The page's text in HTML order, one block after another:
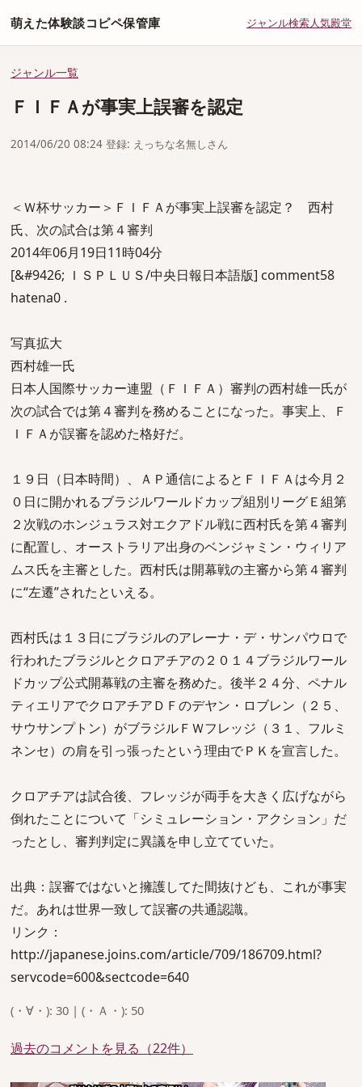
萌えた体験談コピペ保管庫 ジャンル検索人気殿堂
ジャンル一覧
ＦＩＦＡが事実上誤審を認定
2014/06/20 08:24 登録: えっちな名無しさん
＜Ｗ杯サッカー＞ＦＩＦＡが事実上誤審を認定？ 西村
氏、次の試合は第４審判
2014年06月19日11時04分
[&#9426; ＩＳＰＬＵＳ/中央日報日本語版] comment58
hatena0 .
写真拡大
西村雄一氏
日本人国際サッカー連盟（ＦＩＦＡ）審判の西村雄一氏が
次の試合では第４審判を務めることになった。事実上、Ｆ
ＩＦＡが誤審を認めた格好だ。
１９日（日本時間）、ＡＰ通信によるとＦＩＦＡは今月２
０日に開かれるブラジルワールドカップ組別リーグＥ組第
２次戦のホンジュラス対エクアドル戦に西村氏を第４審判
に配置し、オーストラリア出身のベンジャミン・ウィリア
ムス氏を主審とした。西村氏は開幕戦の主審から第４審判
に“左遷”されたといえる。
西村氏は１３日にブラジルのアレーナ・デ・サンパウロで
行われたブラジルとクロアチアの２０１４ブラジルワール
ドカップ公式開幕戦の主審を務めた。後半２４分、ペナル
ティエリアでクロアチアＤＦのデヤン・ロブレン（２５、
サウサンプトン）がブラジルＦＷフレッジ（３１、フルミ
ネンセ）の肩を引っ張ったという理由でＰＫを宣言した。
クロアチアは試合後、フレッジが両手を大きく広げながら
倒れたことについて「シミュレーション・アクション」だ
ったとし、審判判定に異議を申し立てていた。
出典：誤審ではないと擁護してた間抜けども、これが事実
だ。あれは世界一致して誤審の共通認識。
リンク：
http://japanese.joins.com/article/709/186709.html?
servcode=600&sectcode=640
(・∀・): 30 | (・Ａ・): 50
過去のコメントを見る（22件）